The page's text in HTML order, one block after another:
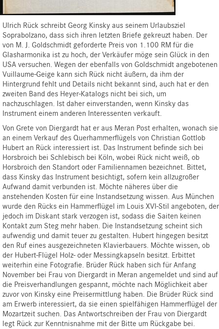
Ulrich Rück schreibt Georg Kinsky aus seinem Urlaubsziel
Soprabolzano, dass sich ihren letzten Briefe gekreuzt haben. Der
von M. J. Goldschmidt geforderte Preis von 1.100 RM für die
Glasharmonika ist zu hoch, der Verkäufer möge sein Glück in den
USA versuchen. Wegen der ebenfalls von Goldschmidt angebotenen
Vuillaume-Geige kann sich Rück nicht äußern, da ihm der
Hintergrund fehlt und Details nicht bekannt sind, auch hat er den
zweiten Band des Heyer-Katalogs nicht bei sich, um
nachzuschlagen. Ist daher einverstanden, wenn Kinsky das
Instrument einem anderen Interessenten verkauft.
Von Grete von Diergardt hat er aus Meran Post erhalten, wonach sie
an einem Verkauf des Querhammerflügels von Christian Gottlob
Hubert an Rück interessiert ist. Das Instrument befinde sich bei
Horsbroich bei Schlebisch bei Köln, wobei Rück nicht weiß, ob
Horsbroich den Standort oder Familiennamen bezeichnet. Bittet,
dass Kinsky das Instrument besichtigt, sofern kein allzugroßer
Aufwand damit verbunden ist. Möchte näheres über die
anstehenden Kosten für eine Instandsetzung wissen. Aus München
wurde den Rücks ein Hammerflügel im Louis XVI-Stil angeboten, der
jedoch im Diskant stark verzogen ist, sodass die Saiten keinen
Kontakt zum Steg mehr haben. Die Instandsetzung scheint sich
aufwendig und damit teuer zu gestalten. Hubert hingegen besitzt
den Ruf eines ausgezeichneten Klavierbauers. Möchte wissen, ob
der Hubert-Flügel Holz- oder Messingkapseln besitzt. Erbittet
weiterhin eine Fotografie. Brüder Rück haben sich für Anfang
November bei Frau von Diergardt in Meran angemeldet und sind auf
die Preisverhandlungen gespannt, möchte nach Möglichkeit aber
zuvor von Kinsky eine Preisermittlung haben. Die Brüder Rück sind
am Erwerb interessiert, da sie einen spielfähigen Hammerflügel der
Mozartzeit suchen. Das Antwortschreiben der Frau von Diergardt
legt Rück zur Kenntnisnahme mit der Bitte um Rückgabe bei.